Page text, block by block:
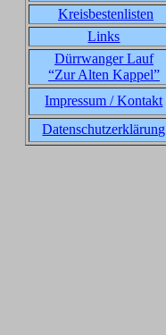
Kreisbestenlisten
Links
Dürrwanger Lauf
“Zur Alten Kappel”
Impressum / Kontakt
Datenschutzerklärung